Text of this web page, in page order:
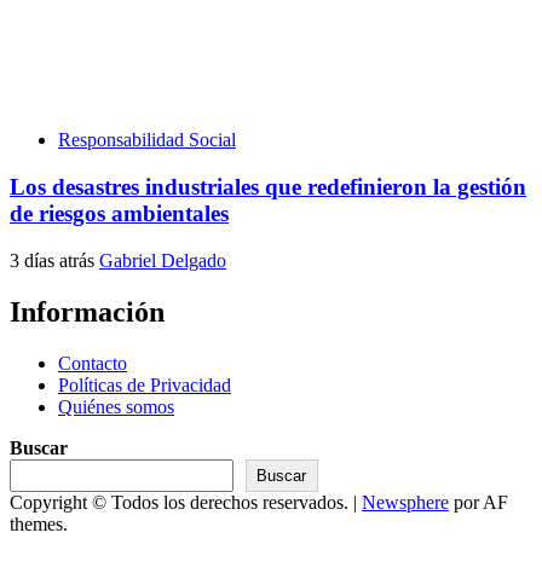
Responsabilidad Social
Los desastres industriales que redefinieron la gestión
de riesgos ambientales
3 días atrás Gabriel Delgado
Información
Contacto
Políticas de Privacidad
Quiénes somos
Buscar
Buscar
Copyright © Todos los derechos reservados. | Newsphere por AF
themes.